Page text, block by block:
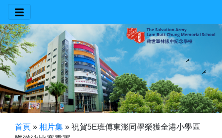
首頁 » 相片集 » 祝賀5E班傅東澎同學榮獲全港小學區